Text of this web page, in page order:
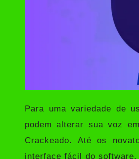
Para uma variedade de
podem alterar sua voz
Crackeado. Até os
interface fácil do